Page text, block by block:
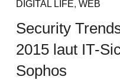
DIGITAL LIFE, WEB
Security
2015 laut IT-
Sophos